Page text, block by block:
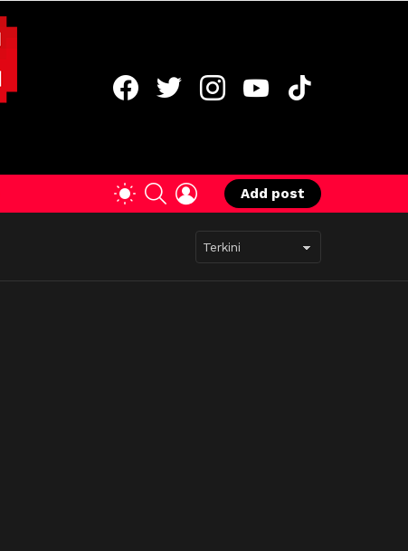
SWITCHSEARCHLOGIN
Add post